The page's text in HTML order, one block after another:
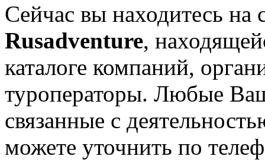
Сейчас вы находитесь на
Rusadventure,
каталоге компаний,
туроператоры. Любые
связанные с
можете уточнить по